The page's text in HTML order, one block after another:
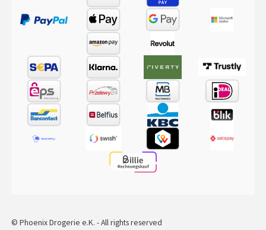
© Phoenix Drogerie e.K. - All rights reserved